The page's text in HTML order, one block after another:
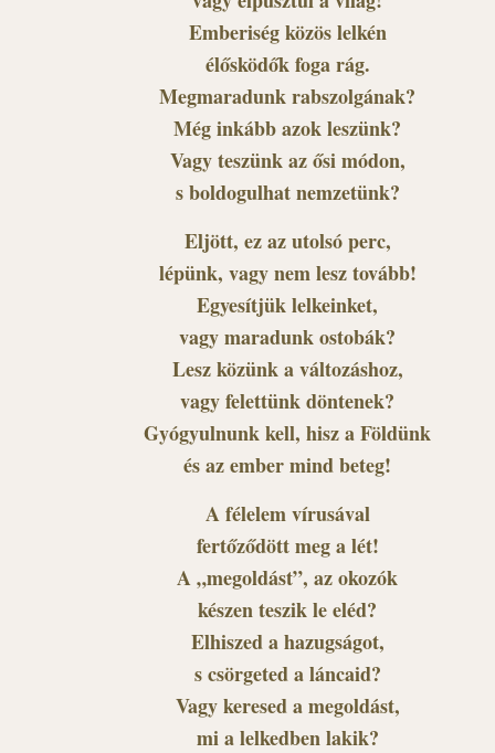
Emberiség közös lelkén
élősködők foga rág.
Megmaradunk rabszolgának?
Még inkább azok leszünk?
Vagy teszünk az ősi módon,
s boldogulhat nemzetünk?
Eljött, ez az utolsó perc,
lépünk, vagy nem lesz tovább!
Egyesítjük lelkeinket,
vagy maradunk ostobák?
Lesz közünk a változáshoz,
vagy felettünk döntenek?
Gyógyulnunk kell, hisz a Földünk
és az ember mind beteg!
A félelem vírusával
fertőződött meg a lét!
A „megoldást”, az okozók
készen teszik le eléd?
Elhiszed a hazugságot,
s csörgeted a láncaid?
Vagy keresed a megoldást,
mi a lelkedben lakik?